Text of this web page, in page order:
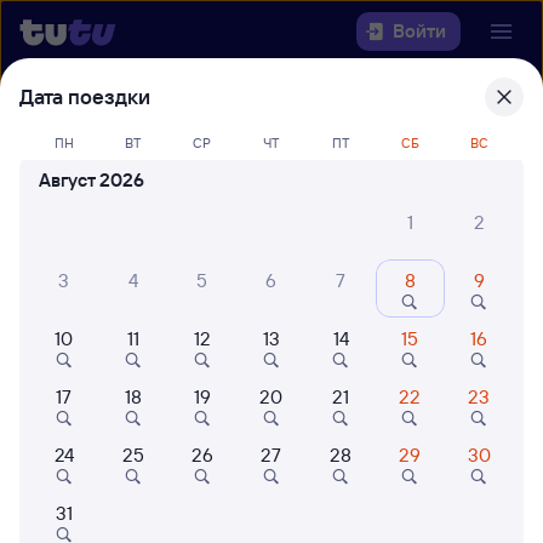
Войти
Выберите день, чтобы найти
билеты Черемхово — Сочи
Откуда
Найти поезда
Дата поездки
ПН ВТ СР ЧТ ПТ СБ ВС
Август 2026
1
2
3 4 5 6 7 8 9
10 11 12 13 14 15 16
17 18 19 20 21 22 23
24 25 26 27 28 29 30
31